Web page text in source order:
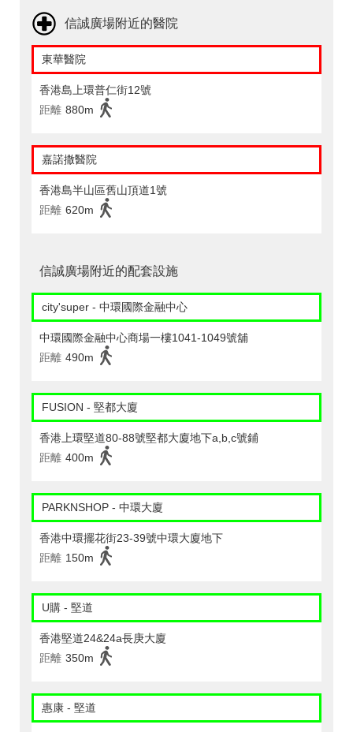
信誠廣場附近的醫院
東華醫院
香港島上環普仁街12號
距離 880m
嘉諾撒醫院
香港島半山區舊山頂道1號
距離 620m
信誠廣場附近的配套設施
city'super - 中環國際金融中心
中環國際金融中心商場一樓1041-1049號舖
距離 490m
FUSION - 堅都大廈
香港上環堅道80-88號堅都大廈地下a,b,c號鋪
距離 400m
PARKNSHOP - 中環大廈
香港中環擺花街23-39號中環大廈地下
距離 150m
U購 - 堅道
香港堅道24&24a長庚大廈
距離 350m
惠康 - 堅道